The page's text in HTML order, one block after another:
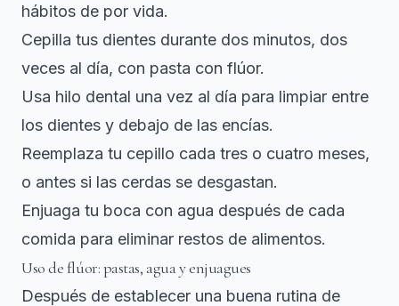
hábitos de por vida.
Cepilla tus dientes durante dos minutos, dos
veces al día, con pasta con flúor.
Usa hilo dental una vez al día para limpiar entre
los dientes y debajo de las encías.
Reemplaza tu cepillo cada tres o cuatro meses,
o antes si las cerdas se desgastan.
Enjuaga tu boca con agua después de cada
comida para eliminar restos de alimentos.
Uso de flúor: pastas, agua y enjuagues
Después de establecer una buena rutina de